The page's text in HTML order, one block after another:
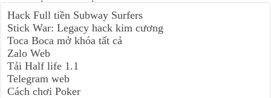
Hack Full tiền Subway Surfers
Stick War: Legacy hack kim cương
Toca Boca mở khóa tất cả
Zalo Web
Tải Half life 1.1
Telegram web
Cách chơi Poker